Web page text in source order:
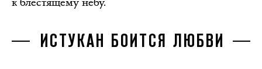
ИСТУКАН БОИТСЯ ЛЮБВИ